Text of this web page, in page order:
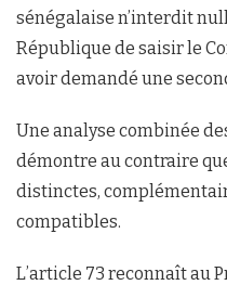
sénégalaise n’interdit
République de saisir le
avoir demandé une
Une analyse combinée
démontre au contraire
distinctes,
compatibles.
L’article 73 reconnaît au